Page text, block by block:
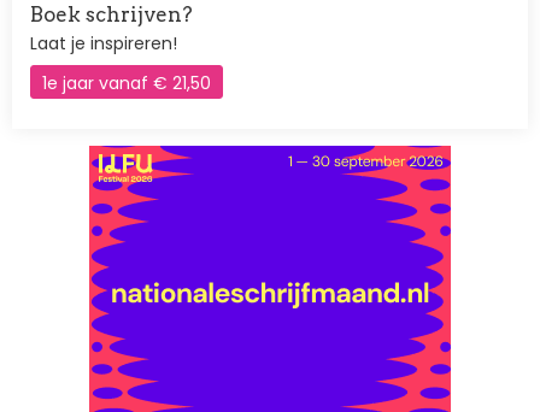
Boek schrijven?
Laat je inspireren!
1e jaar vanaf € 21,50